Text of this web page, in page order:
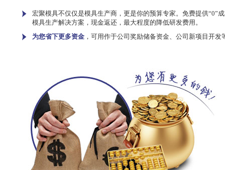
宏聚模具不仅仅是模具生产商，更是你的预算专家。免费提供“0”
模具生产解决方案，现金返还，最大程度的降低研发费用。
为您省下更多资金 ，可用作于公司奖励储备资金、公司新项目开发